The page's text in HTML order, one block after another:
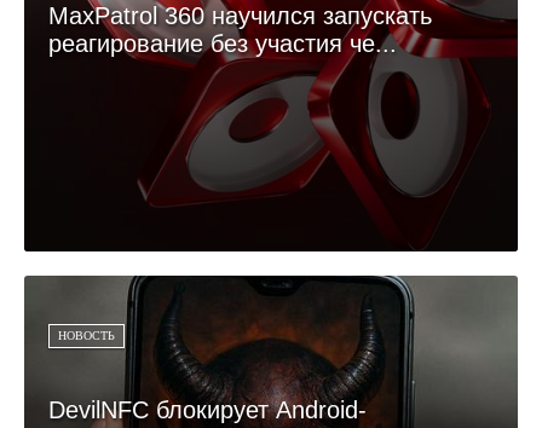
MaxPatrol 360 научился запускать
реагирование без участия че...
НОВОСТЬ
DevilNFC блокирует Android-